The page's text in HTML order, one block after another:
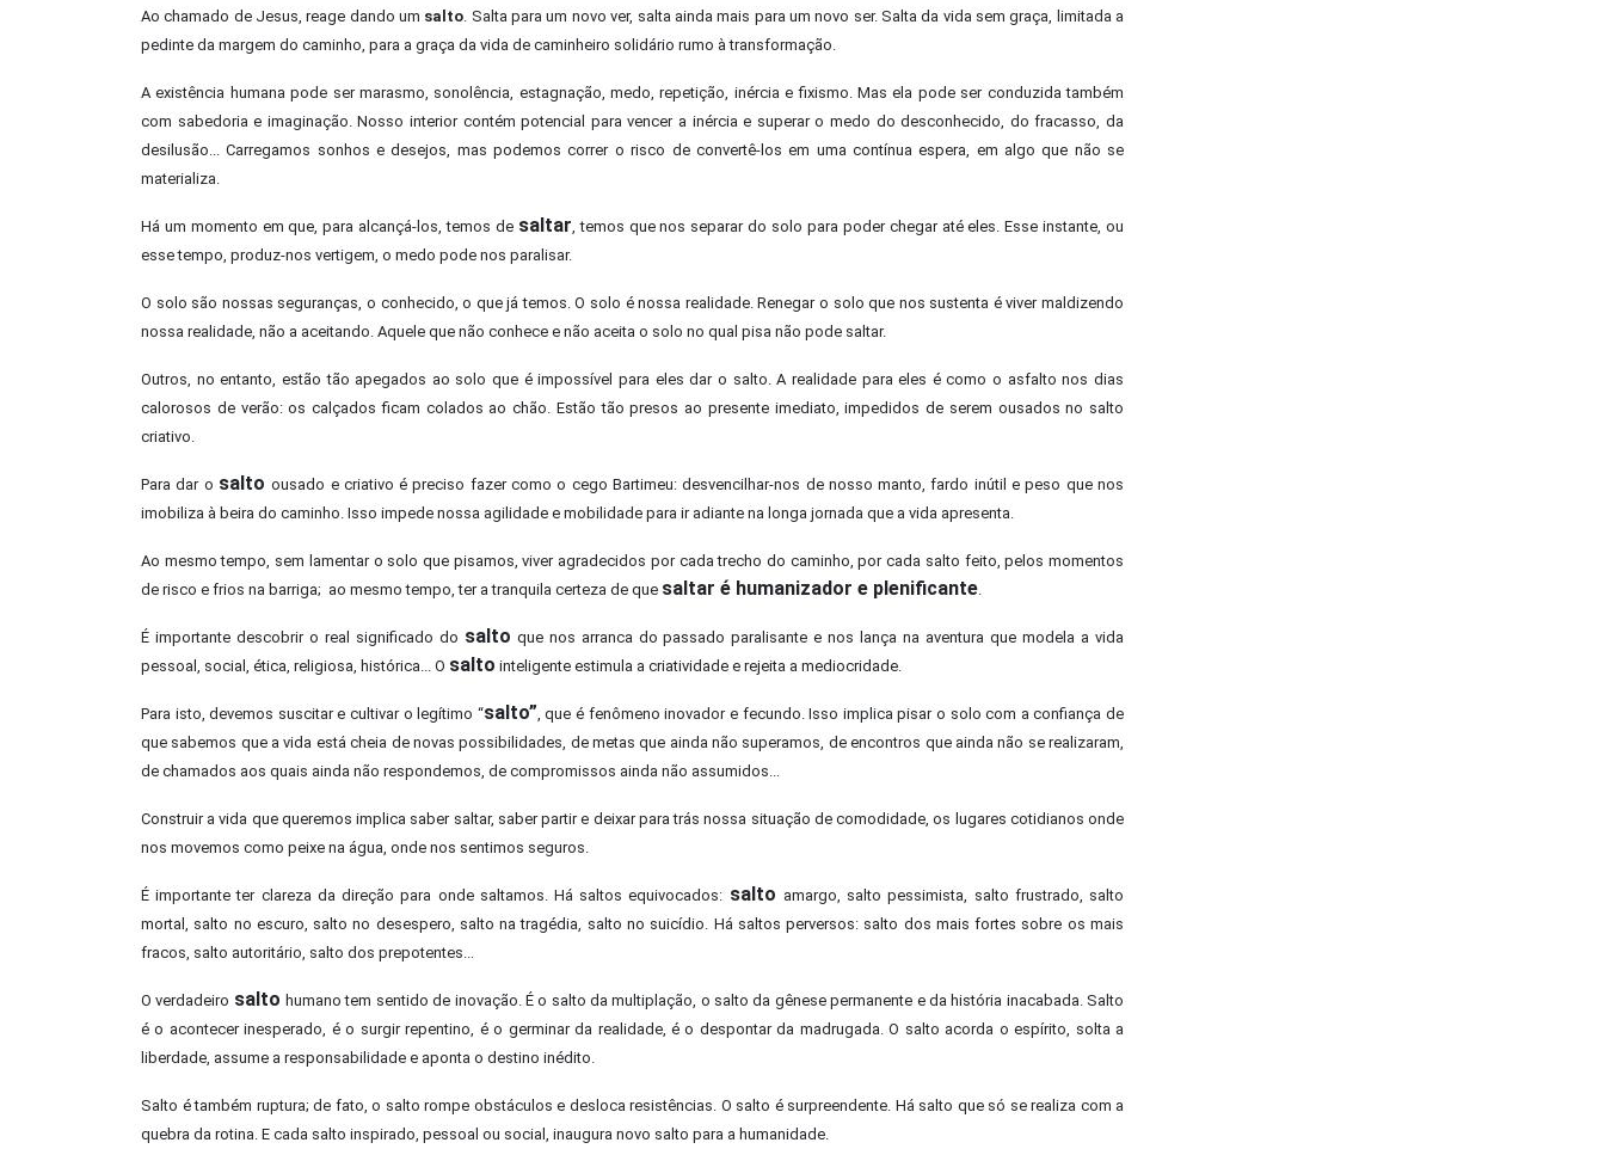
Ao chamado de Jesus, reage dando um salto. Salta para um novo ver, salta ainda mais para um novo ser. Salta da vida sem graça, limitada a
pedinte da margem do caminho, para a graça da vida de caminheiro solidário rumo à transformação.
A existência humana pode ser marasmo, sonolência, estagnação, medo, repetição, inércia e fixismo. Mas ela pode ser conduzida também
com sabedoria e imaginação. Nosso interior contém potencial para vencer a inércia e superar o medo do desconhecido, do fracasso, da
desilusão... Carregamos sonhos e desejos, mas podemos correr o risco de convertê-los em uma contínua espera, em algo que não se
materializa.
Há um momento em que, para alcançá-los, temos de saltar, temos que nos separar do solo para poder chegar até eles. Esse instante, ou
esse tempo, produz-nos vertigem, o medo pode nos paralisar.
O solo são nossas seguranças, o conhecido, o que já temos. O solo é nossa realidade. Renegar o solo que nos sustenta é viver maldizendo
nossa realidade, não a aceitando. Aquele que não conhece e não aceita o solo no qual pisa não pode saltar.
Outros, no entanto, estão tão apegados ao solo que é impossível para eles dar o salto. A realidade para eles é como o asfalto nos dias
calorosos de verão: os calçados ficam colados ao chão. Estão tão presos ao presente imediato, impedidos de serem ousados no salto
criativo.
Para dar o saltoousado e criativo é preciso fazer como o cego Bartimeu: desvencilhar-nos de nosso manto, fardo inútil e peso que nos
imobiliza à beira do caminho. Isso impede nossa agilidade e mobilidade para ir adiante na longa jornada que a vida apresenta.
Ao mesmo tempo, sem lamentar o solo que pisamos, viver agradecidos por cada trecho do caminho, por cada salto feito, pelos momentos
de risco e frios na barriga; ao mesmo tempo, ter a tranquila certeza de que saltar é humanizador e plenificante.
É importante descobrir o real significado do salto que nos arranca do passado paralisante e nos lança na aventura que modela a vida
pessoal, social, ética, religiosa, histórica... O salto inteligente estimula a criatividade e rejeita a mediocridade.
Para isto, devemos suscitar e cultivar o legítimo “salto”, que é fenômeno inovador e fecundo. Isso implica pisar o solo com a confiança de
que sabemos que a vida está cheia de novas possibilidades, de metas que ainda não superamos, de encontros que ainda não se realizaram,
de chamados aos quais ainda não respondemos, de compromissos ainda não assumidos...
Construir a vida que queremos implica saber saltar, saber partir e deixar para trás nossa situação de comodidade, os lugares cotidianos onde
nos movemos como peixe na água, onde nos sentimos seguros.
É importante ter clareza da direção para onde saltamos. Há saltos equivocados: salto amargo, salto pessimista, salto frustrado, salto
mortal, salto no escuro, salto no desespero, salto na tragédia, salto no suicídio. Há saltos perversos: salto dos mais fortes sobre os mais
fracos, salto autoritário, salto dos prepotentes...
O verdadeiro saltohumano tem sentido de inovação. É o salto da multiplação, o salto da gênese permanente e da história inacabada. Salto
é o acontecer inesperado, é o surgir repentino, é o germinar da realidade, é o despontar da madrugada. O salto acorda o espírito, solta a
liberdade, assume a responsabilidade e aponta o destino inédito.
Salto é também ruptura; de fato, o salto rompe obstáculos e desloca resistências. O salto é surpreendente. Há salto que só se realiza com a
quebra da rotina. E cada salto inspirado, pessoal ou social, inaugura novo salto para a humanidade.